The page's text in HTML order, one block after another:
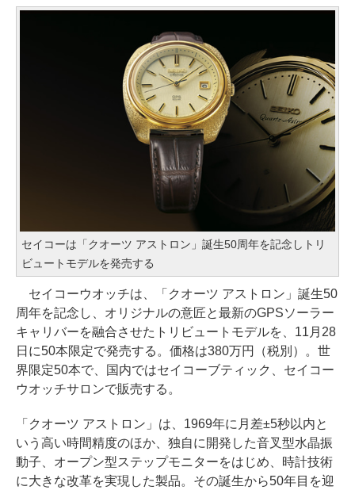
セイコーは「クオーツ アストロン」誕生50周年を記念しトリ
ビュートモデルを発売する
セイコーウオッチは、「クオーツ アストロン」誕生50
周年を記念し、オリジナルの意匠と最新のGPSソーラー
キャリバーを融合させたトリビュートモデルを、11月28
日に50本限定で発売する。価格は380万円（税別）。世
界限定50本で、国内ではセイコーブティック、セイコー
ウオッチサロンで販売する。
「クオーツ アストロン」は、1969年に月差±5秒以内と
いう高い時間精度のほか、独自に開発した音叉型水晶振
動子、オープン型ステップモニターをはじめ、時計技術
に大きな改革を実現した製品。その誕生から50年目を迎